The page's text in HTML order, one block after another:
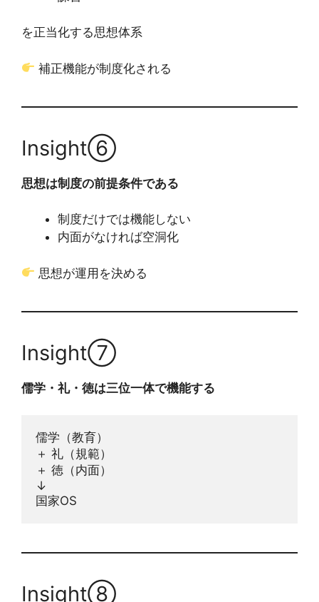
を正当化する思想体系
補正機能が制度化される
Insight⑥
思想は制度の前提条件である
制度だけでは機能しない
内面がなければ空洞化
思想が運用を決める
Insight⑦
儒学・礼・徳は三位一体で機能する
儒学（教育）
＋ 礼（規範）
＋ 徳（内面）
↓
国家OS
Insight⑧